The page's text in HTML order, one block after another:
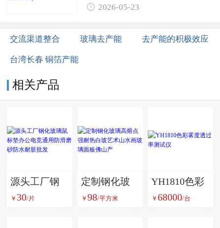
 2026-05-23
交流渠道整合 玻璃去产能 去产能的积极效应
台湾长春 铜箔产能
相关产品
源头工厂钢
化玻璃鼠标
￥ 30/片
定制钢化玻
璃高熔点强
￥ 98/平方米
YH1810色彩
雾度透过率
￥ 68000/台